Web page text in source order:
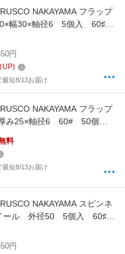
NAKAYAMA フラップ
幅30×軸径6 5個入 60♯
円
UP)
最短8/13お届け
NAKAYAMA フラップ
み25×軸径6 60# 50個
料
最短8/13お届け
NAKAYAMA スピンネ
イール 外径50 5個入 60♯
円